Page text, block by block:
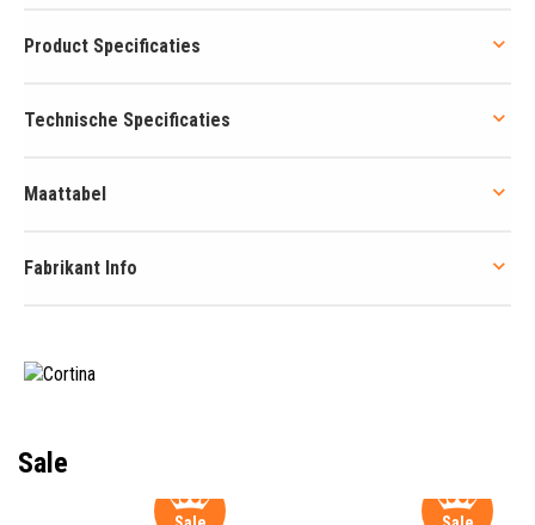
Product Specificaties
Technische Specificaties
Maattabel
Fabrikant Info
Sale